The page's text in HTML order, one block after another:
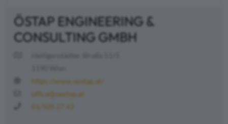
ÖSTAP ENGINEERING &
CONSULTING GMBH
https://www.oestap.at/
office@oestap.at
01/505 27 43